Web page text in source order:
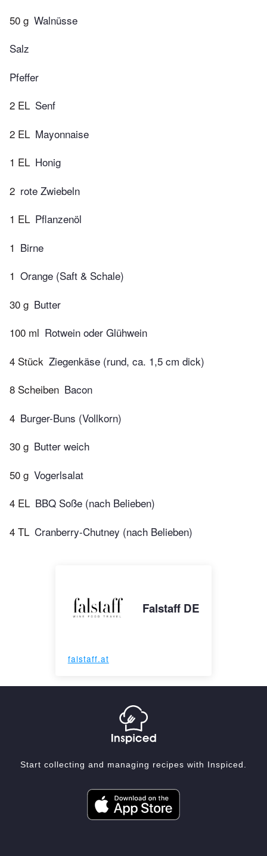
50 g Walnüsse
Salz
Pfeffer
2 EL Senf
2 EL Mayonnaise
1 EL Honig
2 rote Zwiebeln
1 EL Pflanzenöl
1 Birne
1 Orange (Saft & Schale)
30 g Butter
100 ml Rotwein oder Glühwein
4 Stück Ziegenkäse (rund, ca. 1,5 cm dick)
8 Scheiben Bacon
4 Burger-Buns (Vollkorn)
30 g Butter weich
50 g Vogerlsalat
4 EL BBQ Soße (nach Belieben)
4 TL Cranberry-Chutney (nach Belieben)
Falstaff DE
falstaff.at
Start collecting and managing recipes with Inspiced.